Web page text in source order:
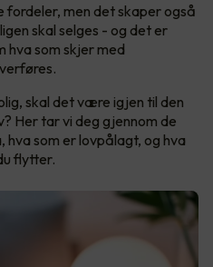
fordeler, men det skaper også
skal selges - og det er
hva som skjer med
skal det være igjen til den
Her tar vi deg gjennom de
hva som er lovpålagt, og hva
flytter.